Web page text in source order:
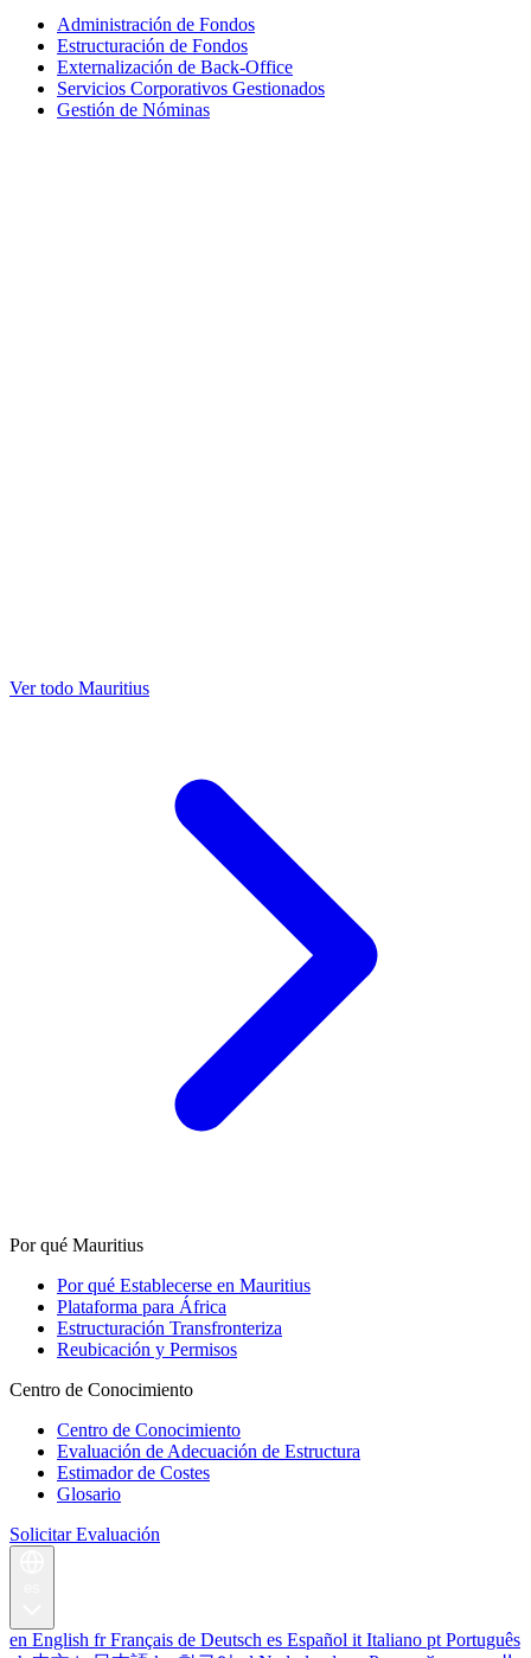
Administración de Fondos
Estructuración de Fondos
Externalización de Back-Office
Servicios Corporativos Gestionados
Gestión de Nóminas
Ver todo Mauritius
Por qué Mauritius
Por qué Establecerse en Mauritius
Plataforma para África
Estructuración Transfronteriza
Reubicación y Permisos
Centro de Conocimiento
Centro de Conocimiento
Evaluación de Adecuación de Estructura
Estimador de Costes
Glosario
Solicitar Evaluación
en English fr Français de Deutsch es Español it Italiano pt Português